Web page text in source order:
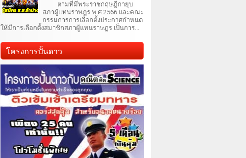
ตามที่มีพระราชกฤษฎีกายุบ
สภาผู้แทนราษฎร พ.ศ.2566 และคณะ
กรรมการการเลือกตั้งประกาศกำหนด
ให้มีการเลือกตั้งสมาชิกสภาผู้แทนราษฎร เป็นการ...
โครงการปั้นดาว